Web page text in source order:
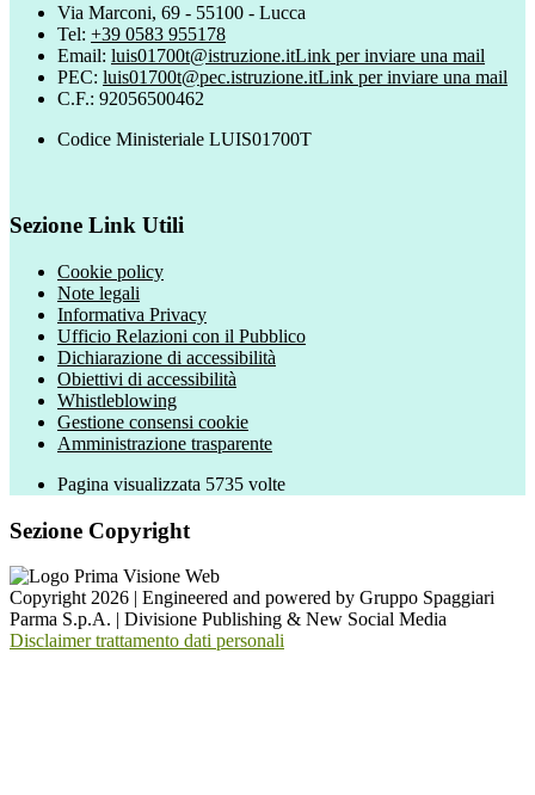
Via Marconi, 69 - 55100 - Lucca
Tel: +39 0583 955178
Email: luis01700t@istruzione.itLink per inviare una mail
PEC: luis01700t@pec.istruzione.itLink per inviare una mail
C.F.: 92056500462
Codice Ministeriale LUIS01700T
Sezione Link Utili
Cookie policy
Note legali
Informativa Privacy
Ufficio Relazioni con il Pubblico
Dichiarazione di accessibilità
Obiettivi di accessibilità
Whistleblowing
Gestione consensi cookie
Amministrazione trasparente
Pagina visualizzata 5735 volte
Sezione Copyright
Copyright 2026 | Engineered and powered by Gruppo Spaggiari
Parma S.p.A. | Divisione Publishing & New Social Media
Disclaimer trattamento dati personali